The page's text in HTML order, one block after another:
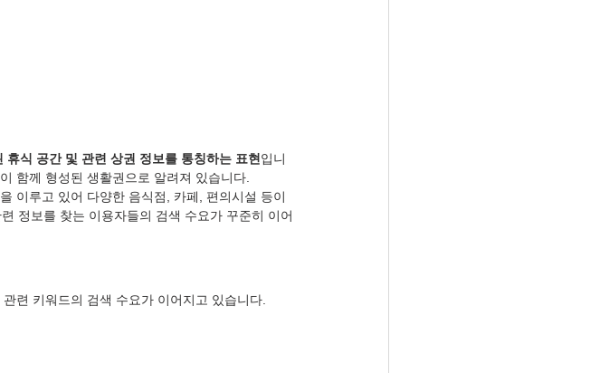
휴식 공간 및 관련 상권 정보를 통칭하는 표현 입니
함께 형성된 생활권으로 알려져 있습니다.
을 이루고 있어 다양한 음식점, 카페, 편의시설 등이
정보를 찾는 이용자들의 검색 수요가 꾸준히 이어
련 키워드의 검색 수요가 이어지고 있습니다.